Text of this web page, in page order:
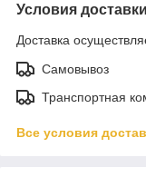
Условия доставки
Доставка
Самовывоз
Транспортная
Все условия